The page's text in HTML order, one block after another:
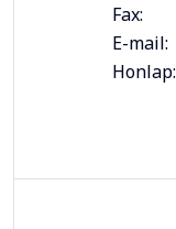
Fax:
E-mail:
Honlap: